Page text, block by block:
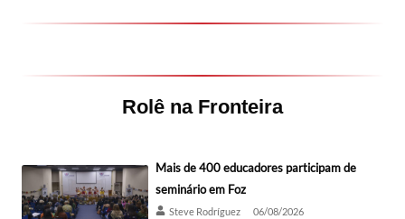
Rolê na Fronteira
Mais de 400 educadores participam de
seminário em Foz
Steve Rodríguez 06/08/2026